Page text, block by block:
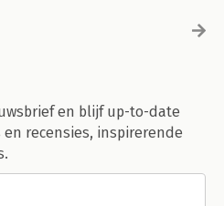
en blijf up-to-date
recensies, inspirerende